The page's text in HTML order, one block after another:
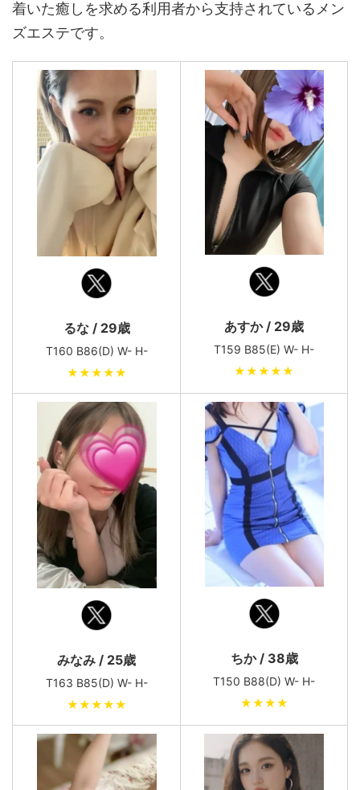
着いた癒しを求める利用者から支持されているメン
ズエステです。
るな / 29歳
T160 B86(D) W- H-
★★★★★
あすか / 29歳
T159 B85(E) W- H-
★★★★★
みなみ / 25歳
T163 B85(D) W- H-
★★★★★
ちか / 38歳
T150 B88(D) W- H-
★★★★